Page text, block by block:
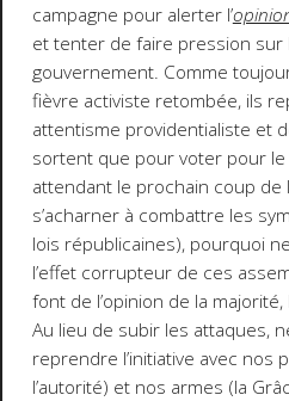
campagne pour alerter l’
et tenter de faire pression sur
gouvernement. Comme
fièvre activiste retombée, ils
attentisme providentialiste et
sortent que pour voter pour le
attendant le prochain coup de
s’acharner à combattre les
lois républicaines), pourquoi
l’effet corrupteur de ces
font de l’opinion de la
Au lieu de subir les attaques,
reprendre l’initiative avec nos
l’autorité) et nos armes (la